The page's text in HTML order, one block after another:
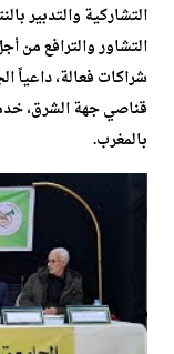
التشاركية والتدبير
التشاور والترافع من
شراكات فعالة، داعياً
قناصي جهة الشرق،
بالمغرب.